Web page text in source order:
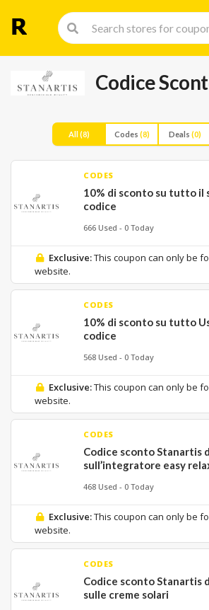
Codice
All (8) Codes (8) Deals (0)
CODES
10% di sconto su tutto il
codice
666 Used - 0 Today
Exclusive:This coupon can only be
website.
CODES
10% di sconto su tutto
codice
568 Used - 0 Today
Exclusive:This coupon can only be
website.
CODES
Codice sconto Stanartis
sull’integratore easy
468 Used - 0 Today
Exclusive:This coupon can only be
website.
CODES
Codice sconto Stanartis
sulle creme solari